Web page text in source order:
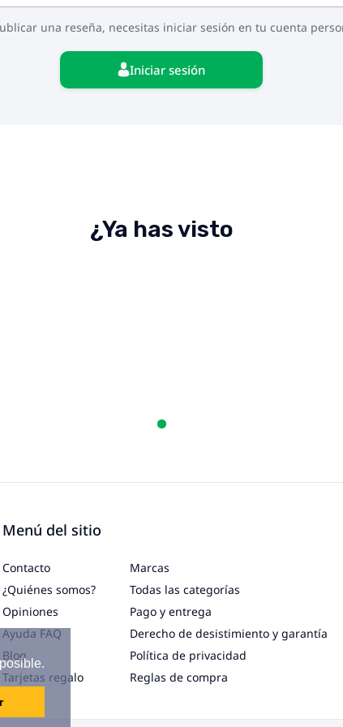
una reseña, necesitas iniciar sesión en tu cuenta
Iniciar sesión
¿Ya has visto
Menú del sitio
Contacto
¿Quiénes somos?
Opiniones
Ayuda FAQ
Blog
Tarjetas regalo
Marcas
Todas las categorías
Pago y entrega
Derecho de desistimiento y garantía
Política de privacidad
Reglas de compra